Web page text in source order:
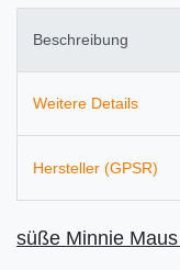
Beschreibung
Weitere Details
Hersteller (GPSR)
süße Minnie